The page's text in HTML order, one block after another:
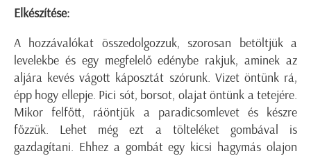
Elkészítése:
A hozzávalókat összedolgozzuk, szorosan betöltjük a
levelekbe és egy megfelelő edénybe rakjuk, aminek az
aljára kevés vágott káposztát szórunk. Vizet öntünk rá,
épp hogy ellepje. Pici sót, borsot, olajat öntünk a tetejére.
Mikor felfőtt, ráöntjük a paradicsomlevet és készre
főzzük. Lehet még ezt a tölteléket gombával is
gazdagítani. Ehhez a gombát egy kicsi hagymás olajon